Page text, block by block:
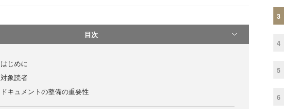
目次
はじめに
対象読者
ドキュメントの整備の重要性
3
4
5
6